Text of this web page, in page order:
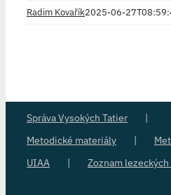
Radim Kovařík2025-06-
Správa Vysokých Tatier
Metodické materiály
UIAA
Zoznam